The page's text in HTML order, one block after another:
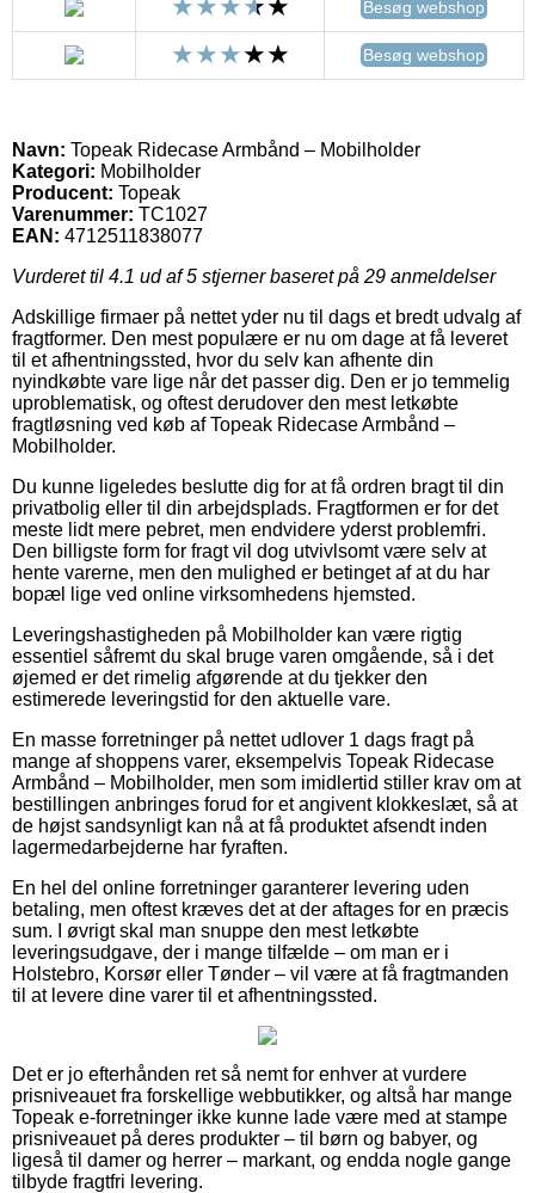
Besøg webshop
Besøg webshop
Navn: Topeak Ridecase Armbånd – Mobilholder
Kategori: Mobilholder
Producent: Topeak
Varenummer: TC1027
EAN: 4712511838077
Vurderet til 4.1 ud af 5 stjerner baseret på 29 anmeldelser
Adskillige firmaer på nettet yder nu til dags et bredt udvalg af
fragtformer. Den mest populære er nu om dage at få leveret
til et afhentningssted, hvor du selv kan afhente din
nyindkøbte vare lige når det passer dig. Den er jo temmelig
uproblematisk, og oftest derudover den mest letkøbte
fragtløsning ved køb af Topeak Ridecase Armbånd –
Mobilholder.
Du kunne ligeledes beslutte dig for at få ordren bragt til din
privatbolig eller til din arbejdsplads. Fragtformen er for det
meste lidt mere pebret, men endvidere yderst problemfri.
Den billigste form for fragt vil dog utvivlsomt være selv at
hente varerne, men den mulighed er betinget af at du har
bopæl lige ved online virksomhedens hjemsted.
Leveringshastigheden på Mobilholder kan være rigtig
essentiel såfremt du skal bruge varen omgående, så i det
øjemed er det rimelig afgørende at du tjekker den
estimerede leveringstid for den aktuelle vare.
En masse forretninger på nettet udlover 1 dags fragt på
mange af shoppens varer, eksempelvis Topeak Ridecase
Armbånd – Mobilholder, men som imidlertid stiller krav om at
bestillingen anbringes forud for et angivent klokkeslæt, så at
de højst sandsynligt kan nå at få produktet afsendt inden
lagermedarbejderne har fyraften.
En hel del online forretninger garanterer levering uden
betaling, men oftest kræves det at der aftages for en præcis
sum. I øvrigt skal man snuppe den mest letkøbte
leveringsudgave, der i mange tilfælde – om man er i
Holstebro, Korsør eller Tønder – vil være at få fragtmanden
til at levere dine varer til et afhentningssted.
Det er jo efterhånden ret så nemt for enhver at vurdere
prisniveauet fra forskellige webbutikker, og altså har mange
Topeak e-forretninger ikke kunne lade være med at stampe
prisniveauet på deres produkter – til børn og babyer, og
ligeså til damer og herrer – markant, og endda nogle gange
tilbyde fragtfri levering.